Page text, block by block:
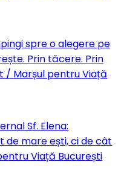
spre o alegere pe
Prin tăcere. Prin
/ Marșul pentru Viață
Sf. Elena:
de mare ești, ci de cât
Viață București